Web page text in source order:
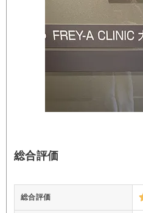
総合評価
総合評価